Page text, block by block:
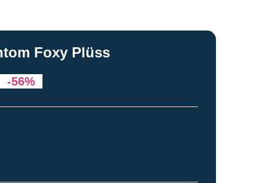
Foxy Plüss
-56%